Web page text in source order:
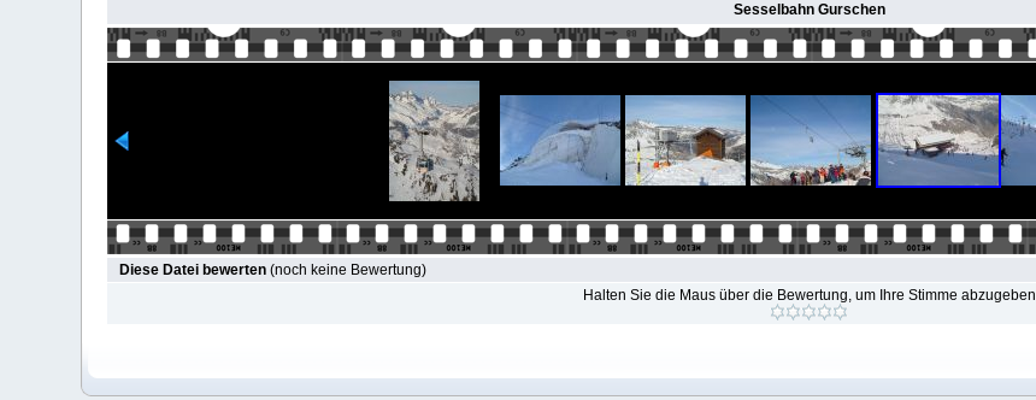
Sesselbahn Gurschen
Diese Datei bewerten(noch keine Bewertung)
Halten Sie die Maus über die Bewertung, um Ihre Stimme abzugeben